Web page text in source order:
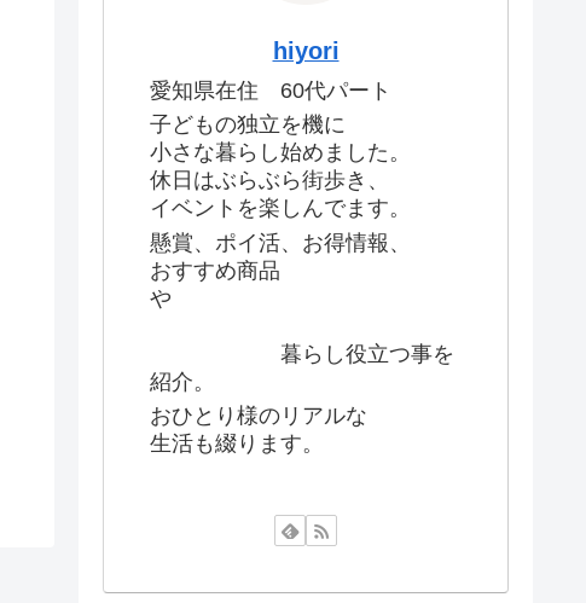
hiyori
愛知県在住 60代パート
子どもの独立を機に
小さな暮らし始めました。
休日はぶらぶら街歩き、
イベントを楽しんでます。
懸賞、ポイ活、お得情報、
おすすめ商品
や
暮らし役立つ事を
紹介。
おひとり様のリアルな
生活も綴ります。